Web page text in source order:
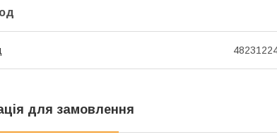
для замовлення